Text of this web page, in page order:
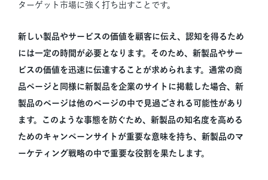
ターゲット市場に強く打ち出すことです。
新しい製品やサービスの価値を顧客に伝え、認知を得るため
には一定の時間が必要となります。そのため、新製品やサー
ビスの価値を迅速に伝達することが求められます。通常の商
品ページと同様に新製品を企業のサイトに掲載した場合、新
製品のページは他のページの中で見過ごされる可能性があり
ます。このような事態を防ぐため、新製品の知名度を高める
ためのキャンペーンサイトが重要な意味を持ち、新製品のマ
ーケティング戦略の中で重要な役割を果たします。